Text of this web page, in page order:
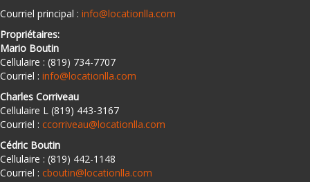
Courriel principal : info@locationlla.com
Propriétaires:
Mario Boutin
Cellulaire : (819) 734-7707
Courriel : info@locationlla.com
Charles Corriveau
Cellulaire L (819) 443-3167
Courriel : ccorriveau@locationlla.com
Cédric Boutin
Cellulaire : (819) 442-1148
Courriel : cboutin@locationlla.com